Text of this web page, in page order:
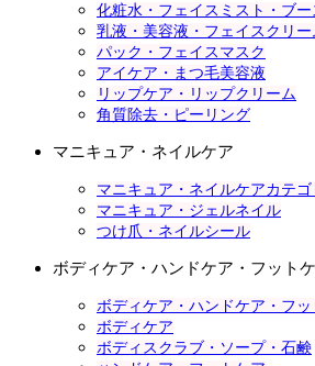
化粧水・フェイスミスト・ブー
乳液・美容液・フェイスクリー
パック・フェイスマスク
アイケア・まつ毛美容液
リップケア・リップクリーム
角質除去・ピーリング
マニキュア・ネイルケア
マニキュア・ネイルケアカテゴ
マニキュア・ジェルネイル
つけ爪・ネイルシール
ボディケア・ハンドケア・フット
ボディケア・ハンドケア・フ
ボディケア
ボディスクラブ・ソープ・石鹸